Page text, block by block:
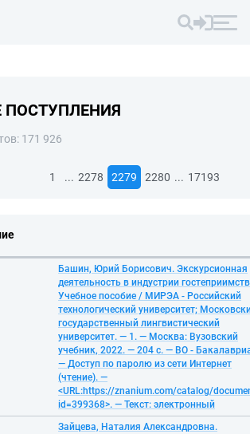
ПОСТУПЛЕНИЯ
171 926
1 ... 2278 2279 2280 ... 17193
Башин, Юрий Борисович. Экскурсионная
деятельность в индустрии
Учебное пособие / МИРЭА - Российский
технологический университет;
государственный лингвистический
университет. — 1. — Москва: Вузовский
учебник, 2022. — 204 с. — ВО -
— Доступ по паролю из сети Интернет
(чтение). —
<URL:https://znanium.com/catalog/
id=399368>. — Текст: электронный
Зайцева, Наталия Александровна.